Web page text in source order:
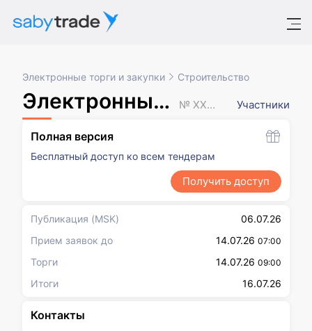
Электронные торги и закупки Строительство
Электронный аукцион № XXXXXXX Участники
Полная версия
Бесплатный доступ ко всем тендерам
Получить доступ
Публикация (MSK)
06.07.26
Прием заявок до
14.07.26 07:00
Торги 14.07.26 09:00
Итоги 16.07.26
Контакты